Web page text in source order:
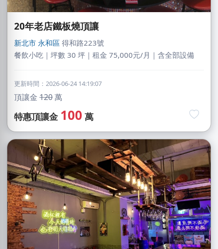
20年老店鐵板燒頂讓
新北市 永和區 得和路223號
餐飲小吃｜坪數 30 坪｜租金 75,000元/月｜含全部設備
更新時間：2026-06-24 14:19:07
頂讓金 120萬
特惠頂讓金 100 萬